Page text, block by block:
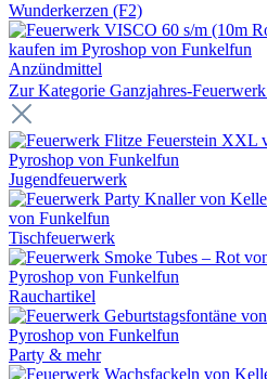
Wunderkerzen (F2)
Anzündmittel
Zur Kategorie Ganzjahres-Feuerwerk
Jugendfeuerwerk
Tischfeuerwerk
Rauchartikel
Party & mehr